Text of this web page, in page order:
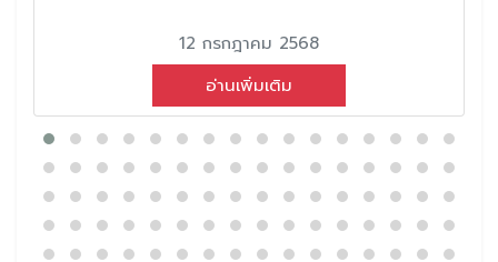
12 กรกฎาคม 2568
อ่านเพิ่มเติม